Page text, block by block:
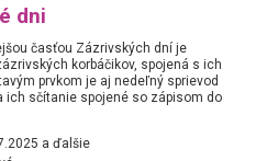
dni
časťou Zázrivských dní je
korbáčikov, spojená s ich
prvkom je aj nedeľný sprievod
ich sčítanie spojené so zápisom do
a ďalšie